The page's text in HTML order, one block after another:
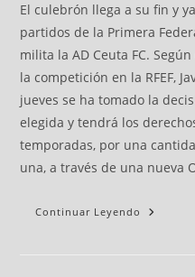
El culebrón llega a su fin y
partidos de la Primera
milita la AD Ceuta FC.
la competición en la RFEF,
jueves se ha tomado la
elegida y tendrá los
temporadas, por una
una, a través de una nueva
Continuar Leyendo